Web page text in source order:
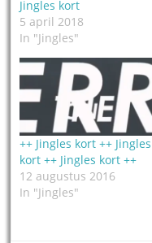
Jingles kort
5 april 2018
In "Jingles"
++ Jingles kort ++ Jingles
kort ++ Jingles kort ++
12 augustus 2016
In "Jingles"